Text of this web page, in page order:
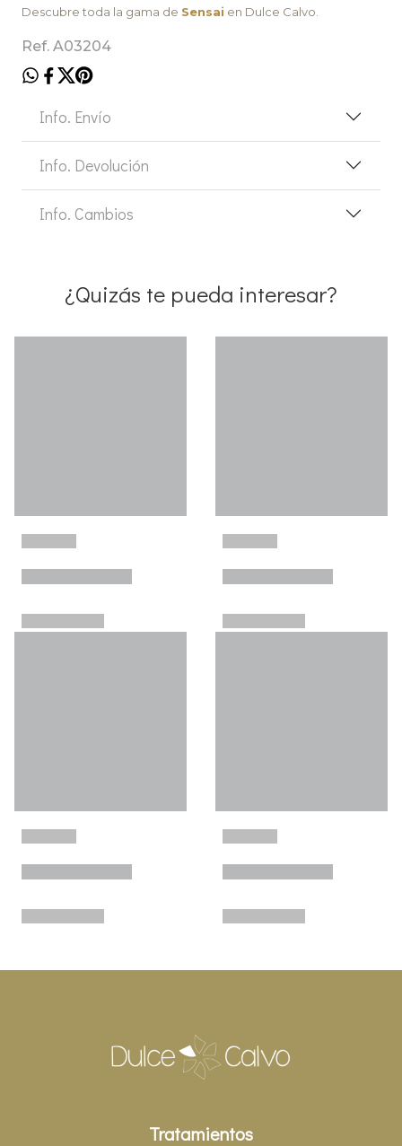
Descubre toda la gama de Sensai en Dulce Calvo.
Ref. A03204
Info. Envío
Info. Devolución
Info. Cambios
¿Quizás te pueda interesar?
Tratamientos